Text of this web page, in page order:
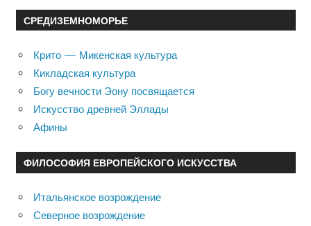
СРЕДИЗЕМНОМОРЬЕ
Крито — Микенская культура
Кикладская культура
Богу вечности Эону посвящается
Искусство древней Эллады
Афины
ФИЛОСОФИЯ ЕВРОПЕЙСКОГО ИСКУССТВА
Итальянское возрождение
Северное возрождение